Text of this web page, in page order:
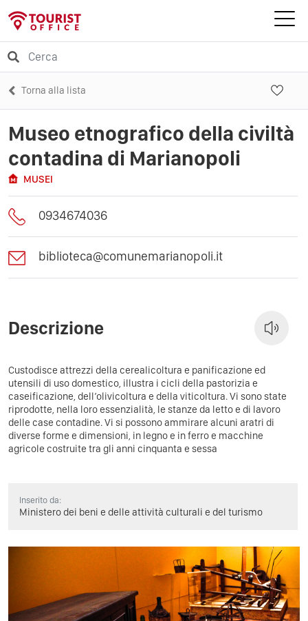
Torna alla lista
Museo etnografico della civiltà
contadina di Marianopoli
MUSEI
0934674036
biblioteca@comunemarianopoli.it
Descrizione
Custodisce attrezzi della cerealicoltura e panificazione ed
utensili di uso domestico, illustra i cicli della pastorizia e
caseificazione, dell’olivicoltura e della viticoltura. Vi sono state
riprodotte, nella loro essenzialità, le stanze da letto e di lavoro
delle case contadine. Vi si possono ammirare alcuni aratri di
diverse forme e dimensioni, in legno e in ferro e macchine
agricole costruite tra gli anni cinquanta e sessa
Inserito da:
Ministero dei beni e delle attività culturali e del turismo